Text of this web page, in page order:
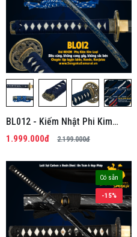
BL012 - Kiếm Nhật Phi Kim
Tổng Hợp
1.999.000đ 2.199.000đ
Có sẵn
-15%